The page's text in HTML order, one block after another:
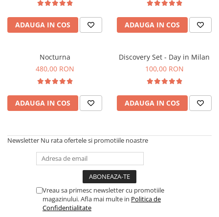
ADAUGA IN COS ADAUGA IN COS
Nocturna
480,00 RON
ADAUGA IN COS
Discovery Set - Day in Milan
100,00 RON
ADAUGA IN COS
Newsletter Nu rata ofertele si promotiile noastre
Vreau sa primesc newsletter cu promotiile
magazinului. Afla mai multe in Politica de
Confidentialitate